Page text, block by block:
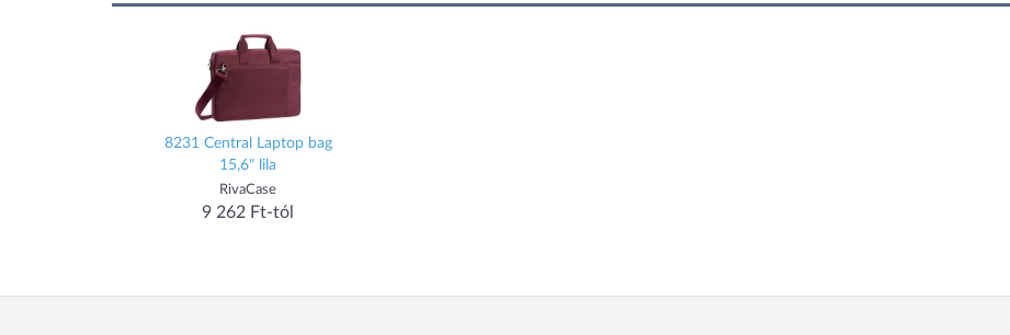
8231 Central Laptop bag
15,6" lila
RivaCase
9 262 Ft-tól